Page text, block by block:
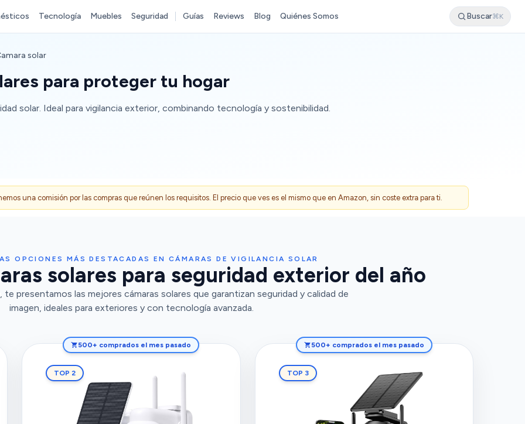
Tecnología Muebles Seguridad Guías Reviews Blog Quiénes Somos Buscar⌘K
solar
para proteger tu hogar
solar. Ideal para vigilancia exterior, combinando tecnología y sostenibilidad.
una comisión por las compras que reúnen los requisitos. El precio que ves es el mismo que en Amazon, sin coste extra para ti.
OPCIONES MÁS DESTACADAS EN CÁMARAS DE VIGILANCIA SOLAR
solares para seguridad exterior del año
te presentamos las mejores cámaras solares que garantizan seguridad y calidad de
imagen, ideales para exteriores y con tecnología avanzada.
500+ comprados el mes pasado
TOP 2
500+ comprados el mes pasado
TOP 3